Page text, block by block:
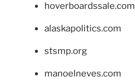
hoverboardssale.com
alaskapolitics.com
stsmp.org
manoelneves.com